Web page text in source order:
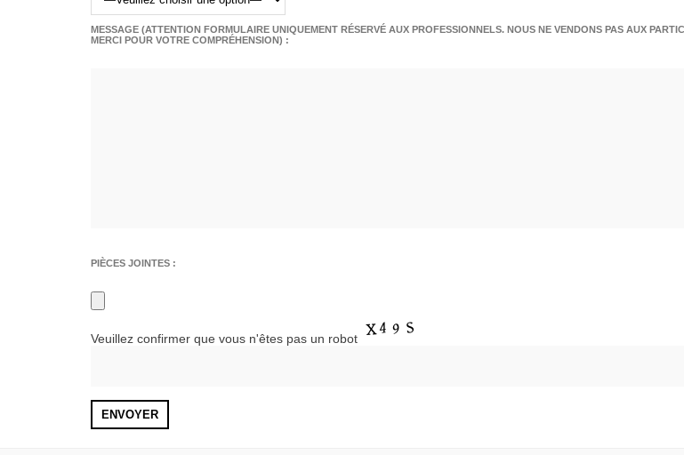
MESSAGE (ATTENTION FORMULAIRE UNIQUEMENT RÉSERVÉ AUX PROFESSIONNELS. NOUS NE VENDONS PAS AUX
MERCI POUR VOTRE COMPRÉHENSION) :
PIÈCES JOINTES :
Veuillez confirmer que vous n'êtes pas un robot